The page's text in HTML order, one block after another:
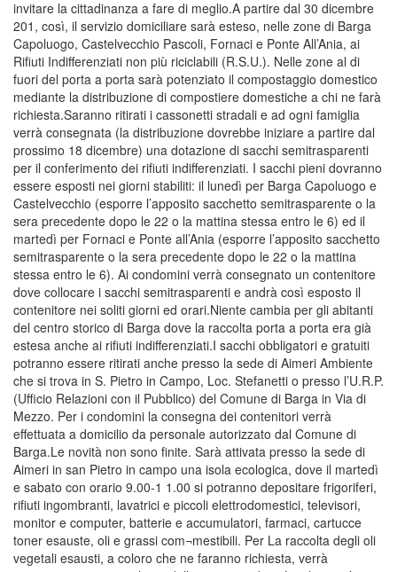
invitare la cittadinanza a fare di meglio.A partire dal 30 dicembre
201, così, il servizio domiciliare sarà esteso, nelle zone di Barga
Capoluogo, Castelvecchio Pascoli, Fornaci e Ponte All’Ania, ai
Rifiuti Indifferenziati non più riciclabili (R.S.U.). Nelle zone al di
fuori del porta a porta sarà potenziato il compostaggio domestico
mediante la distribuzione di compostiere domestiche a chi ne farà
richiesta.Saranno ritirati i cassonetti stradali e ad ogni famiglia
verrà consegnata (la distribuzione dovrebbe iniziare a partire dal
prossimo 18 dicembre) una dotazione di sacchi semitrasparenti
per il conferimento dei rifiuti indifferenziati. I sacchi pieni dovranno
essere esposti nei giorni stabiliti: il lunedì per Barga Capoluogo e
Castelvecchio (esporre l’apposito sacchetto semitrasparente o la
sera precedente dopo le 22 o la mattina stessa entro le 6) ed il
martedì per Fornaci e Ponte all’Ania (esporre l’apposito sacchetto
semitrasparente o la sera precedente dopo le 22 o la mattina
stessa entro le 6). Ai condomini verrà consegnato un contenitore
dove collocare i sacchi semitrasparenti e andrà così esposto il
contenitore nei soliti giorni ed orari.Niente cambia per gli abitanti
del centro storico di Barga dove la raccolta porta a porta era già
estesa anche ai rifiuti indifferenziati.I sacchi obbligatori e gratuiti
potranno essere ritirati anche presso la sede di Aimeri Ambiente
che si trova in S. Pietro in Campo, Loc. Stefanetti o presso l’U.R.P.
(Ufficio Relazioni con il Pubblico) del Comune di Barga in Via di
Mezzo. Per i condomini la consegna dei contenitori verrà
effettuata a domicilio da personale autorizzato dal Comune di
Barga.Le novità non sono finite. Sarà attivata presso la sede di
Aimeri in san Pietro in campo una isola ecologica, dove il martedì
e sabato con orario 9.00-1 1.00 si potranno depositare frigoriferi,
rifiuti ingombranti, lavatrici e piccoli elettrodomestici, televisori,
monitor e computer, batterie e accumulatori, farmaci, cartucce
toner esauste, oli e grassi com¬mestibili. Per La raccolta degli oli
vegetali esausti, a coloro che ne faranno richiesta, verrà